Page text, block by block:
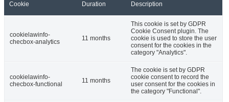
Cookie Duration Description
cookielawinfo-
checbox-analytics
11 months
This cookie is set by GDPR
Cookie Consent plugin. The
cookie is used to store the user
consent for the cookies in the
category "Analytics".
cookielawinfo-
checbox-functional
11 months
The cookie is set by GDPR
cookie consent to record the
user consent for the cookies in
the category "Functional".